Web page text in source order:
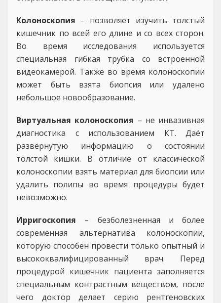
Колоноскопия – позволяет изучить толстый
кишечник по всей его длине и со всех сторон.
Во время исследования используется
специальная гибкая трубка со встроенной
видеокамерой. Также во время колоноскопии
может быть взята биопсия или удалено
небольшое новообразование.
Виртуальная колоноскопия – не инвазивная
диагностика с использованием КТ. Даёт
развёрнутую информацию о состоянии
толстой кишки. В отличие от классической
колоноскопии взять материал для биопсии или
удалить полипы во время процедуры будет
невозможно.
Ирригоскопия – безболезненная и более
современная альтернатива колоноскопии,
которую способен провести только опытный и
высококвалифицированный врач. Перед
процедурой кишечник пациента заполняется
специальным контрастным веществом, после
чего доктор делает серию рентгеновских